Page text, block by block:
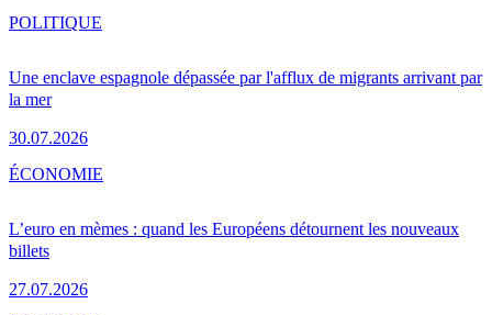
Une enclave espagnole dépassée par l'afflux de migrants arrivant par
la mer
30.07.2026
POLITIQUE
L’euro en mèmes : quand les Européens détournent les nouveaux
billets
27.07.2026
ÉCONOMIE